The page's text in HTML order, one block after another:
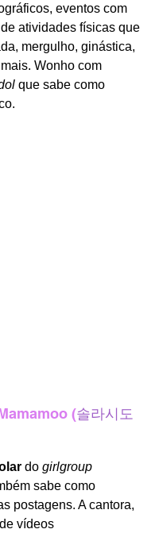
eventos com
atividades físicas que
mergulho, ginástica,
Wonho com
que sabe como
(솔라시도
do girlgroup
sabe como
postagens. A cantora,
vídeos